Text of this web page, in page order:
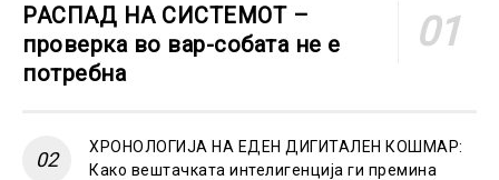
РАСПАД НА СИСТЕМОТ –
проверка во вар-собата не е
потребна
ХРОНОЛОГИЈА НА ЕДЕН ДИГИТАЛЕН КОШМАР:
Како вештачката интелигенција ги премина